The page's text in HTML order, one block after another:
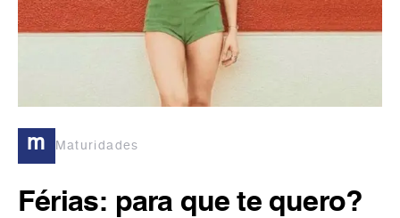
m Maturidades
Férias: para que te quero?